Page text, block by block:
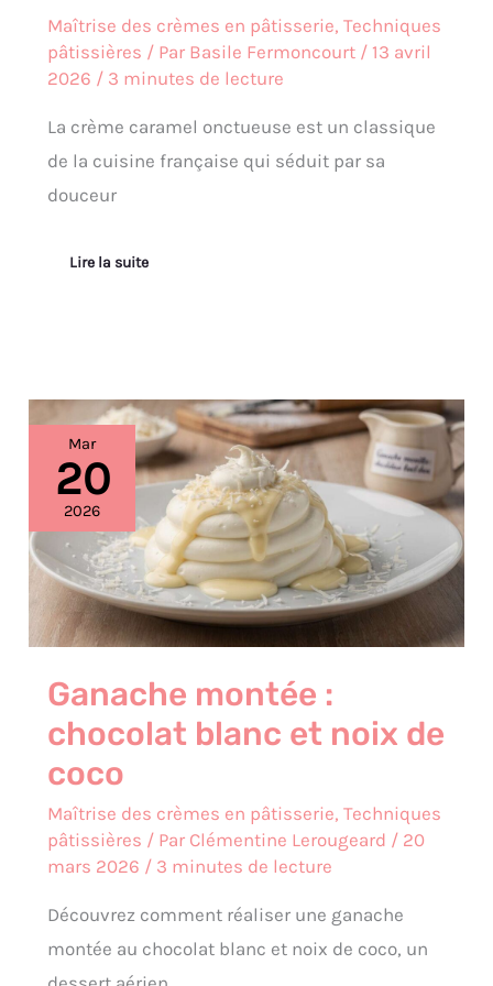
Maîtrise des crèmes en pâtisserie,Techniques
pâtissières / Par Basile Fermoncourt / 13 avril
2026 / 3 minutes de lecture
La crème caramel onctueuse est un classique
de la cuisine française qui séduit par sa
douceur
Lire la suite
Mar
20
2026
Ganache montée :
chocolat blanc et noix de
coco
Maîtrise des crèmes en pâtisserie,Techniques
pâtissières / Par Clémentine Lerougeard / 20
mars 2026 / 3 minutes de lecture
Découvrez comment réaliser une ganache
montée au chocolat blanc et noix de coco, un
Ganache
montée
:
chocolat
blanc
et
noix
de
coco